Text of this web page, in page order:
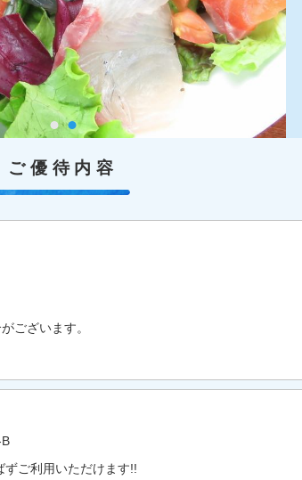
ご優待内容
ございます。
ずご利用いただけます!!